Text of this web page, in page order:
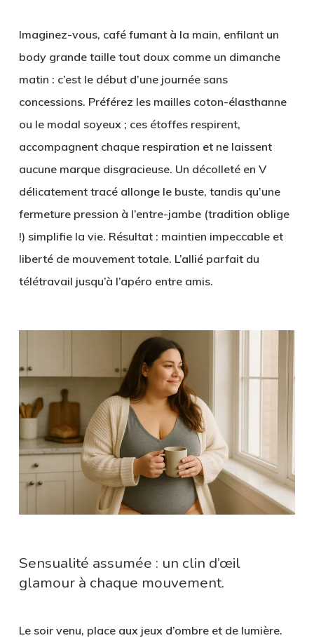
Imaginez-vous, café fumant à la main, enfilant un
body grande taille tout doux comme un dimanche
matin : c’est le début d’une journée sans
concessions. Préférez les mailles coton-élasthanne
ou le modal soyeux ; ces étoffes respirent,
accompagnent chaque respiration et ne laissent
aucune marque disgracieuse. Un décolleté en V
délicatement tracé allonge le buste, tandis qu’une
fermeture pression à l’entre-jambe (tradition oblige
!) simplifie la vie. Résultat : maintien impeccable et
liberté de mouvement totale. L’allié parfait du
télétravail jusqu’à l’apéro entre amis.
Sensualité assumée : un clin d’œil
glamour à chaque mouvement.
Le soir venu, place aux jeux d’ombre et de lumière.